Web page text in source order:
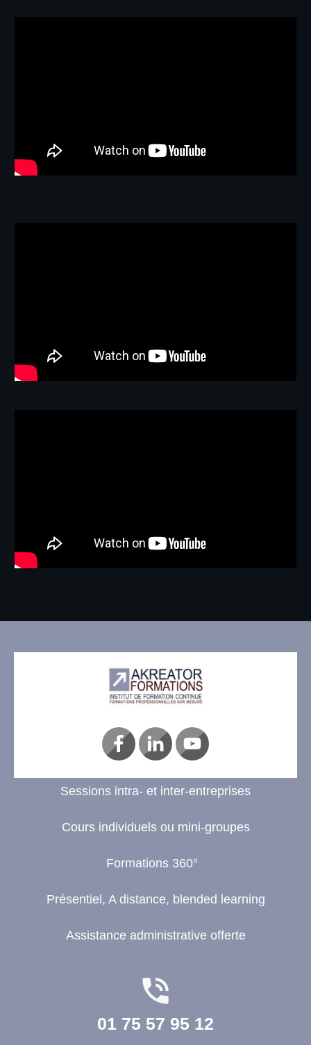
Sessions intra- et inter-entreprises
Cours individuels ou mini-groupes
Formations 360°
Présentiel, A distance, blended learning
Assistance administrative offerte
01 75 57 95 12